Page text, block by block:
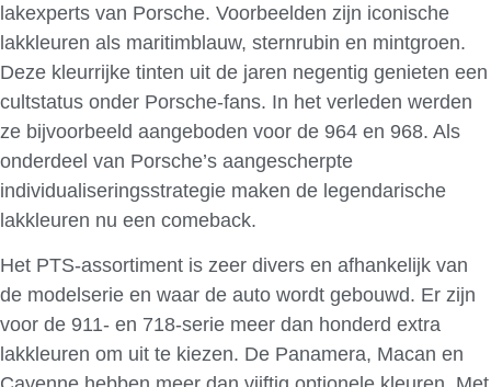
lakexperts van Porsche. Voorbeelden zijn iconische
lakkleuren als maritimblauw, sternrubin en mintgroen.
Deze kleurrijke tinten uit de jaren negentig genieten een
cultstatus onder Porsche-fans. In het verleden werden
ze bijvoorbeeld aangeboden voor de 964 en 968. Als
onderdeel van Porsche’s aangescherpte
individualiseringsstrategie maken de legendarische
lakkleuren nu een comeback.
Het PTS-assortiment is zeer divers en afhankelijk van
de modelserie en waar de auto wordt gebouwd. Er zijn
voor de 911- en 718-serie meer dan honderd extra
lakkleuren om uit te kiezen. De Panamera, Macan en